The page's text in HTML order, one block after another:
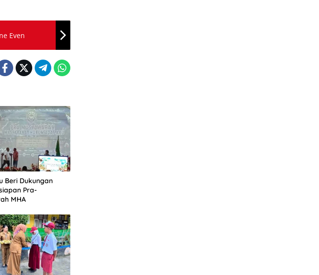
Even
Beri Dukungan
Pra-
MHA